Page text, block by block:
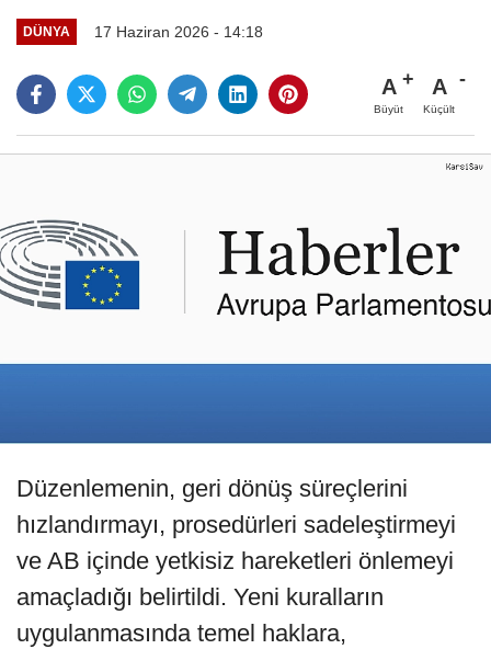
DÜNYA 17 Haziran 2026 - 14:18
A
Büyüt
A
Küçült
Düzenlemenin, geri dönüş süreçlerini
hızlandırmayı, prosedürleri sadeleştirmeyi
ve AB içinde yetkisiz hareketleri önlemeyi
amaçladığı belirtildi. Yeni kuralların
uygulanmasında temel haklara,